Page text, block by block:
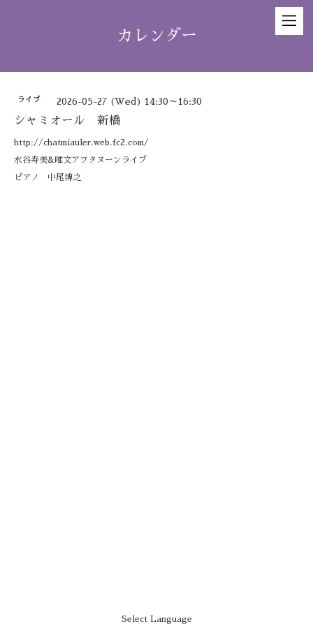
カレンダー
ライブ 2026-05-27 (Wed) 14:30～16:30
シャミオール 新橋
http://chatmiauler.web.fc2.com/
水谷寿美&唯文アフタヌーンライブ
ピアノ 中尾博之
Select Language